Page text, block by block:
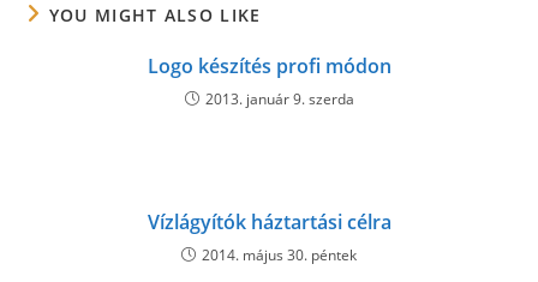
YOU MIGHT ALSO LIKE
Logo készítés profi módon
2013. január 9. szerda
Vízlágyítók háztartási célra
2014. május 30. péntek